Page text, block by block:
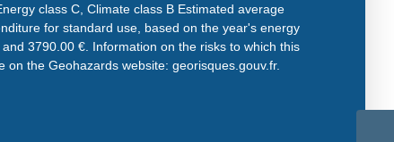
class C, Climate class B Estimated average
for standard use, based on the year's energy
3790.00 €. Information on the risks to which this
on the Geohazards website: georisques.gouv.fr.